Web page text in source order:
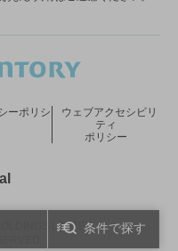
条件で探す
LIMITED.
ーポリシ
ウェブアクセシビリ
ティ
ポリシー
新しいウィンドウで開く